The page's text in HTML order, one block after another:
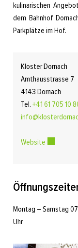
kulinarischen
dem Bahnhof
Parkplätze im Hof.
Kloster Dornach
Amthausstrasse 7
4143 Dornach
Tel. +41 61 705 10
Website
Montag – Samstag
Uhr